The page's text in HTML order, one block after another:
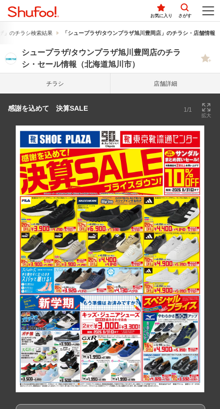
お気に入り さがす
」のチラシ検索結果 「シュープラザ/タウンプラザ旭川豊岡店」のチラシ・店舗情報
シュープラザ/タウンプラザ旭川豊岡店のチラ
シ・セール情報（北海道旭川市）
チラシ 店舗詳細
感謝を込めて 決算SALE 1/1
拡大